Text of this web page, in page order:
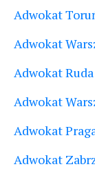
Adwokat
Adwokat
Adwokat
Adwokat
Adwokat
Adwokat